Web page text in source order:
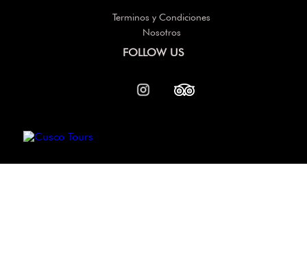
Terminos y Condiciones
Nosotros
FOLLOW US